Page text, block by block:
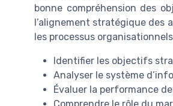
bonne compréhension des
l’alignement stratégique des
les processus
Identifier les objectifs
Analyser le système
Évaluer la performance